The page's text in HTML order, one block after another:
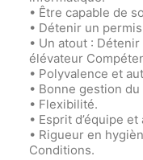
• Être capable de
• Détenir un
• Un atout :
élévateur
• Polyvalence et
• Bonne gestion
• Flexibilité.
• Esprit d’équipe
• Rigueur en
Conditions.